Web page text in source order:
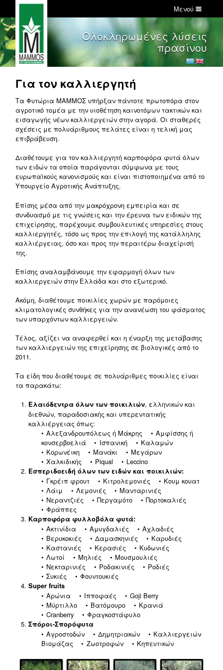
Ολοκληρωμένες λύσεις
πρασίνου
Μενού
Για τον καλλιεργητή
Τα Φυτώρια ΜΑΜΜΟΣ υπήρξαν πάντοτε πρωτοπόρα στον
αγροτικό τομέα με την υιοθέτηση καινοτόμων τακτικών και
εισαγωγής νέων καλλιεργειών στην αγορά. Οι σταθερές
σχέσεις με πολυάριθμους πελάτες είναι η τελική μας
επιβράβευση.
Διαθέτουμε για τον καλλιεργητή καρποφόρα φυτά όλων
των ειδών τα οποία παράγονται σύμφωνα με τους
ευρωπαϊκούς κανονισμούς και είναι πιστοποιημένα από το
Υπουργείο Αγροτικής Ανάπτυξης.
Επίσης μέσα από την μακρόχρονη εμπειρία και σε
συνδυασμό με τις γνώσεις και την έρευνα των ειδικών της
επιχείρησης, παρέχουμε συμβουλευτικές υπηρεσίες στους
καλλιεργητές, τόσο ως προς την επιλογή της κατάλληλης
καλλιέργειας, όσο και προς την περαιτέρω διαχείρισή
της.
Επίσης αναλαμβάνουμε την εφαρμογή όλων των
καλλιεργειών στην Ελλάδα και στο εξωτερικό.
Ακόμη, διαθέτουμε ποικιλίες χωρών με παρόμοιες
κλιματολογικές συνθήκες για την ανανέωση του φάσματος
των υπαρχόντων καλλιεργειών.
Τέλος, αξίζει να αναφερθεί και η έναρξη της μετάβασης
των καλλιεργειών της επιχείρησης σε βιολογικές από το
2011.
Τα είδη που διαθέτουμε σε πολυάριθμες ποικιλίες είναι
τα παρακάτω:
Ελαιόδεντρα όλων των ποικιλιών, ελληνικών και
διεθνών, παραδοσιακής και υπερεντατικής
καλλιέργειας όπως:
Αλεξανδρουπόλεως ή Μάκρης
Αμφίσσης ή
κονσερβοελιά
Ισπανική
Καλαμών
Κορωνέικη
Μανάκι
Μεγάρων
Χαλκιδικής
Piqual Leccino
Εσπεριδοειδή όλων των ειδών και ποικιλιών:
Γκρέιπ φρουτ Κιτρολεμονιές
Κουμ κουατ
Λάιμ
Λεμονιές
Μανταρινιές
Νεραντζιές
Περγαμότο
Πορτοκαλιές
Φράππες
Καρποφόρα φυλλοβόλα φυτά:
Ακτινίδια Αμυγδαλιές
Αχλαδιές
Βερυκοκιές
Δαμασκηνιές
Καρυδιές
Καστανιές
Κερασιές
Κυδωνιές
Λωτοί
Μηλιές
Μουσμουλιές
Νεκταρινιές
Ροδακινιές
Ροδιές
Συκιές
Φουντουκιές
Super fruits
Αρώνια Ιπποφαές
Goji Berry
Μύρτιλλο
Βατόμουρο
Κρανιά
Cranberry
Φραγκοστάφυλο
Σπόροι-Σπορόφυτα
Αγροστοδών Δημητριακών
Καλλιεργειών
Βιομάζας
Ζωοτροφών Κηπευτικών